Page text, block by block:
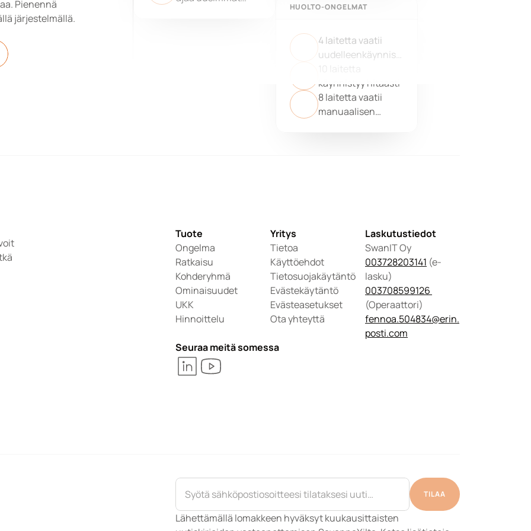
Pienennä
järjestelmällä.
HUOLTO-ONGELMAT
4 laitetta vaatii
uudelleenkäynnist
yksen
10 laitetta
käynnistyy hitaasti
8 laitetta vaatii
manuaalisen
Tuote
Ongelma
Ratkaisu
Kohderyhmä
Ominaisuudet
UKK
Hinnoittelu
Yritys
Tietoa
Käyttöehdot
Tietosuojakäytäntö
Evästekäytäntö
Evästeasetukset
Ota yhteyttä
Laskutustiedot
SwanIT Oy
003728203141 (e-
lasku)
(Operaattori)
fennoa.504834@erin.
posti.com
Seuraa meitä somessa
TILAA
Lähettämällä lomakkeen hyväksyt kuukausittaisten